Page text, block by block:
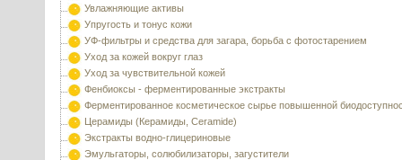
Увлажняющие активы
Упругость и тонус кожи
УФ-фильтры и средства для загара, борьба с фотостарением
Уход за кожей вокруг глаз
Уход за чувствительной кожей
Фенбиоксы - ферментированные экстракты
Ферментированное косметическое сырье повышенной
Церамиды (Керамиды, Ceramide)
Экстракты водно-глицериновые
Эмульгаторы, солюбилизаторы, загустители